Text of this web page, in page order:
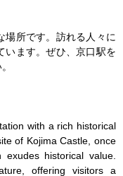
場所です。訪れる人々に
います。ぜひ、京口駅を
with a rich historical
of Kojima Castle, once
historical value.
offering visitors a